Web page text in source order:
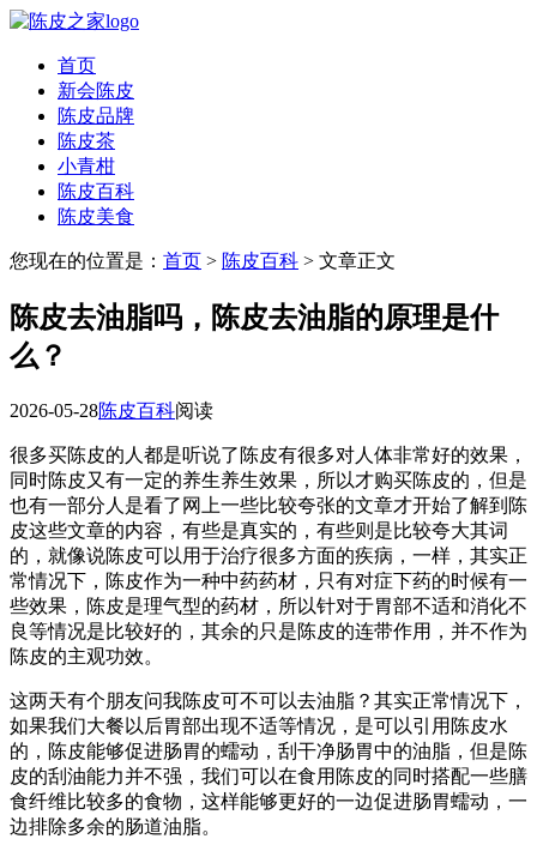
首页
新会陈皮
陈皮品牌
陈皮茶
小青柑
陈皮百科
陈皮美食
您现在的位置是： 首页 > 陈皮百科 > 文章正文
陈皮去油脂吗，陈皮去油脂的原理是什
么？
2026-05-28陈皮百科阅读
很多买陈皮的人都是听说了陈皮有很多对人体非常好的效果，
同时陈皮又有一定的养生养生效果，所以才购买陈皮的，但是
也有一部分人是看了网上一些比较夸张的文章才开始了解到陈
皮这些文章的内容，有些是真实的，有些则是比较夸大其词
的，就像说陈皮可以用于治疗很多方面的疾病，一样，其实正
常情况下，陈皮作为一种中药药材，只有对症下药的时候有一
些效果，陈皮是理气型的药材，所以针对于胃部不适和消化不
良等情况是比较好的，其余的只是陈皮的连带作用，并不作为
陈皮的主观功效。
这两天有个朋友问我陈皮可不可以去油脂？其实正常情况下，
如果我们大餐以后胃部出现不适等情况，是可以引用陈皮水
的，陈皮能够促进肠胃的蠕动，刮干净肠胃中的油脂，但是陈
皮的刮油能力并不强，我们可以在食用陈皮的同时搭配一些膳
食纤维比较多的食物，这样能够更好的一边促进肠胃蠕动，一
边排除多余的肠道油脂。